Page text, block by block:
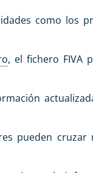
como los
, el fichero FIVA
pueden cruzar